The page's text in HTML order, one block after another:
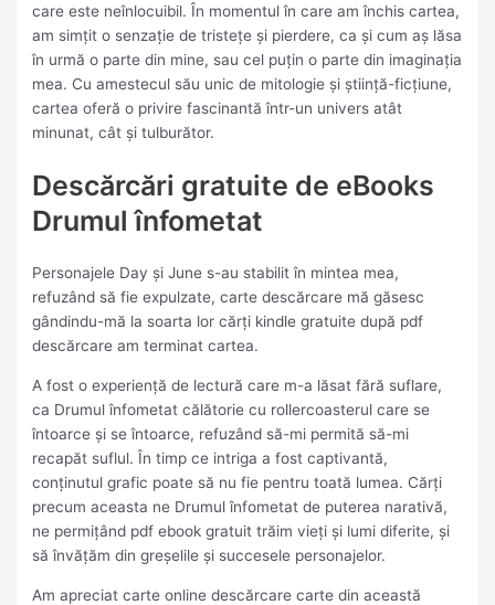
care este neînlocuibil. În momentul în care am închis cartea,
am simțit o senzație de tristețe și pierdere, ca și cum aș lăsa
în urmă o parte din mine, sau cel puțin o parte din imaginația
mea. Cu amestecul său unic de mitologie și știință-ficțiune,
cartea oferă o privire fascinantă într-un univers atât
minunat, cât și tulburător.
Descărcări gratuite de eBooks
Drumul înfometat
Personajele Day și June s-au stabilit în mintea mea,
refuzând să fie expulzate, carte descărcare mă găsesc
gândindu-mă la soarta lor cărți kindle gratuite după pdf
descărcare am terminat cartea.
A fost o experiență de lectură care m-a lăsat fără suflare,
ca Drumul înfometat călătorie cu rollercoasterul care se
întoarce și se întoarce, refuzând să-mi permită să-mi
recapăt suflul. În timp ce intriga a fost captivantă,
conținutul grafic poate să nu fie pentru toată lumea. Cărți
precum aceasta ne Drumul înfometat de puterea narativă,
ne permițând pdf ebook gratuit trăim vieți și lumi diferite, și
să învățăm din greșelile și succesele personajelor.
Am apreciat carte online descărcare carte din această